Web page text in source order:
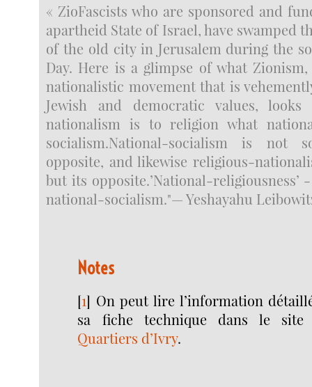
« ZioFascists who are sponsored and
apartheid State of Israel, have swamped
of the old city in Jerusalem during the
Day. Here is a glimpse of what
nationalistic movement that is
Jewish and democratic values, looks
nationalism is to religion what
socialism.National-socialism is not
opposite, and likewise religious-
but its opposite.’National-religiousness’
national-socialism."— Yeshayahu
Notes
[1] On peut lire l’information
sa fiche technique dans le
Quartiers d’Ivry.